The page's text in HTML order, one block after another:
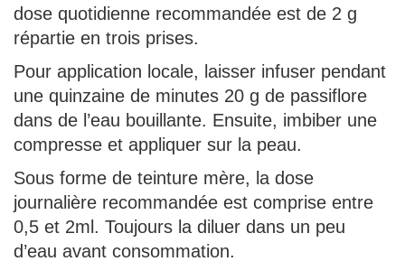
dose quotidienne recommandée est de 2 g
répartie en trois prises.
Pour application locale, laisser infuser pendant
une quinzaine de minutes 20 g de passiflore
dans de l’eau bouillante. Ensuite, imbiber une
compresse et appliquer sur la peau.
Sous forme de teinture mère, la dose
journalière recommandée est comprise entre
0,5 et 2ml. Toujours la diluer dans un peu
d’eau avant consommation.